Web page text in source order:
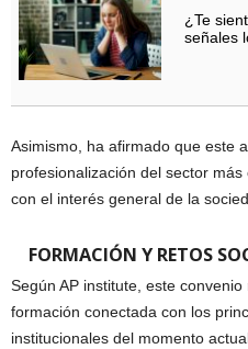
¿Te
señales
Asimismo, ha afirmado que este
profesionalización del sector
con el interés general de la
FORMACIÓN Y RETOS
Según AP institute, este
formación conectada con los
institucionales del momento